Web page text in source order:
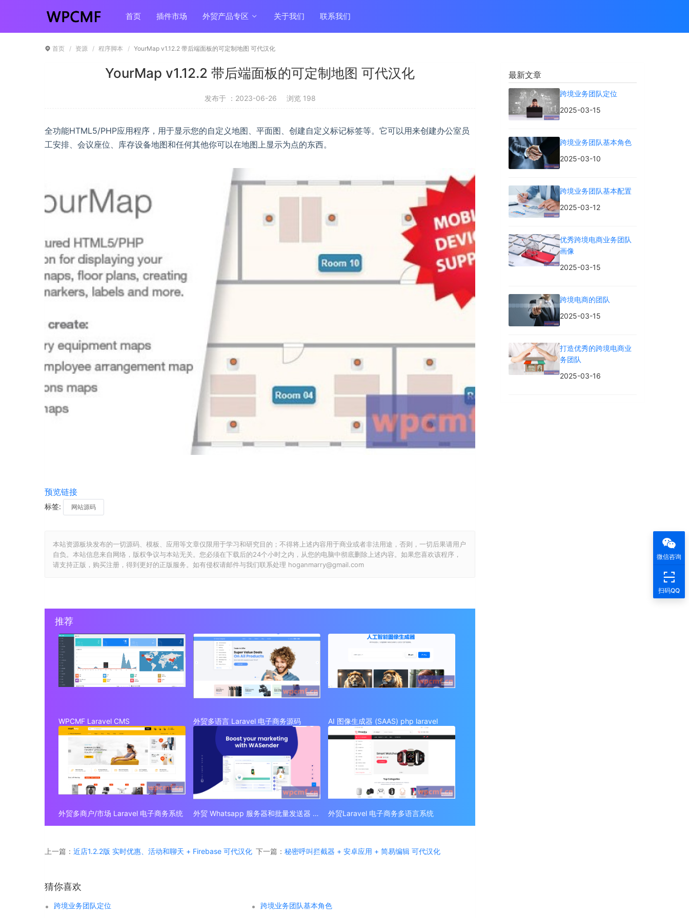
首页 插件市场 外贸产品专区 关于我们 联系我们
首页 资源 程序脚本 YourMap v1.12.2 带后端面板的可定制地图 可代汉化
YourMap v1.12.2 带后端面板的可定制地图 可代汉化
发布于 ：2023-06-26 浏览 198
全功能HTML5/PHP应用程序，用于显示您的自定义地图、平面图、创建自定义标记标签等。它可以用来创建办公室员
工安排、会议座位、库存设备地图和任何其他你可以在地图上显示为点的东西。
预览链接
标签: 网站源码
本站资源板块发布的一切源码、模板、应用等文章仅限用于学习和研究目的；不得将上述内容用于商业或者非法用途，否则，一切后果请用户
自负。本站信息来自网络，版权争议与本站无关。您必须在下载后的24个小时之内，从您的电脑中彻底删除上述内容。如果您喜欢该程序，
请支持正版，购买注册，得到更好的正版服务。如有侵权请邮件与我们联系处理 hoganmarry@gmail.com
推荐
WPCMF Laravel CMS 外贸多语言 Laravel 电子商务源码 AI 图像生成器 (SAAS) php laravel
外贸多商户/市场 Laravel 电子商务系统 外贸 Whatsapp 服务器和批量发送器 (SAAS) 外贸Laravel 电子商务多语言系统
上一篇： 近店1.2.2版 实时优惠、活动和聊天 + Firebase 可代汉化 下一篇： 秘密呼叫拦截器 + 安卓应用 + 简易编辑 可代汉化
猜你喜欢
跨境业务团队定位 跨境业务团队基本角色
最新文章
跨境业务团队定位
2025-03-15
跨境业务团队基本角色
2025-03-10
跨境业务团队基本配置
2025-03-12
优秀跨境电商业务团队
画像
2025-03-15
跨境电商的团队
2025-03-15
打造优秀的跨境电商业
务团队
2025-03-16
微信咨询
扫码QQ